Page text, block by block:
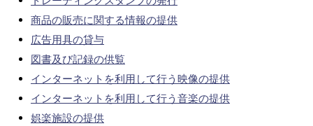
商品の販売に関する情報の提供
広告用具の貸与
図書及び記録の供覧
インターネットを利用して行う映像の提供
インターネットを利用して行う音楽の提供
娯楽施設の提供